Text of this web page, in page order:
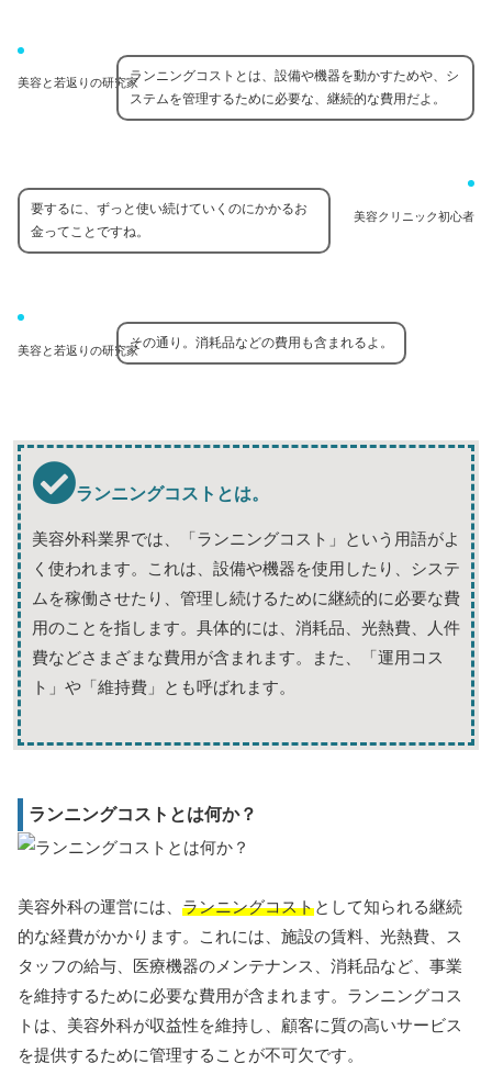
美容と若返りの研究家ランニングコストとは、設備や機器を動かすためや、シ
ステムを管理するために必要な、継続的な費用だよ。
美容クリニック初心者
要するに、ずっと使い続けていくのにかかるお
金ってことですね。
美容と若返りの研究家その通り。消耗品などの費用も含まれるよ。
ランニングコストとは。
美容外科業界では、「ランニングコスト」という用語がよ
く使われます。これは、設備や機器を使用したり、システ
ムを稼働させたり、管理し続けるために継続的に必要な費
用のことを指します。具体的には、消耗品、光熱費、人件
費などさまざまな費用が含まれます。また、「運用コス
ト」や「維持費」とも呼ばれます。
ランニングコストとは何か？
美容外科の運営には、 ランニングコストとして知られる継続
的な経費がかかります。これには、施設の賃料、光熱費、ス
タッフの給与、医療機器のメンテナンス、消耗品など、事業
を維持するために必要な費用が含まれます。ランニングコス
トは、美容外科が収益性を維持し、顧客に質の高いサービス
を提供するために管理することが不可欠です。